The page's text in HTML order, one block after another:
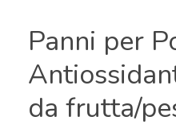
Panni per
da frutta/